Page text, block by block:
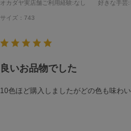
オカダヤ実店舗ご利用経験:なし 好きな手芸:
サイズ：743
良いお品物でした
10色ほど購入しましたがどの色も味わ